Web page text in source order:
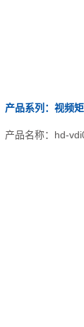
产品系列：视频
产品名称：hd-